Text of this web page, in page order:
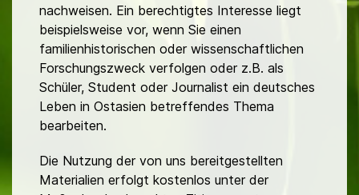
nachweisen. Ein berechtigtes Interesse liegt
beispielsweise vor, wenn Sie einen
familienhistorischen oder wissenschaftlichen
Forschungszweck verfolgen oder z.B. als
Schüler, Student oder Journalist ein deutsches
Leben in Ostasien betreffendes Thema
bearbeiten.
Die Nutzung der von uns bereitgestellten
Materialien erfolgt kostenlos unter der